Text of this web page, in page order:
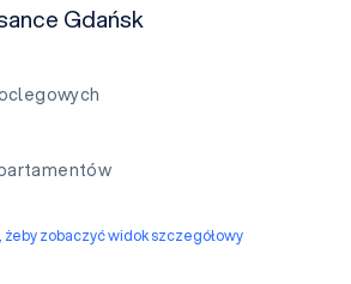
Gdańsk
żeby zobaczyć widok szczegółowy